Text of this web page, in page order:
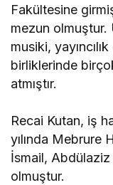
Fakültesine
mezun olmuştur.
musiki,
birliklerinde
atmıştır.
Recai Kutan, iş
yılında Mebrure
İsmail,
olmuştur.